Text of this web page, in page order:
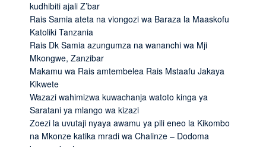
kudhibiti ajali Z’bar
Rais Samia ateta na viongozi wa Baraza la Maaskofu
Katoliki Tanzania
Rais Dk Samia azungumza na wananchi wa Mji
Mkongwe, Zanzibar
Makamu wa Rais amtembelea Rais Mstaafu Jakaya
Kikwete
Wazazi wahimizwa kuwachanja watoto kinga ya
Saratani ya mlango wa kizazi
Zoezi la uvutaji nyaya awamu ya pili eneo la Kikombo
na Mkonze katika mradi wa Chalinze – Dodoma